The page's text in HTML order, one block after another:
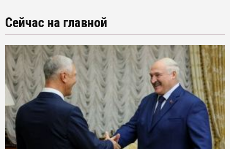
Сейчас на главной